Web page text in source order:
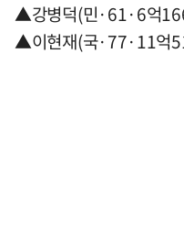
▲강병덕(민·61·6억
▲이현재(국·77·11억